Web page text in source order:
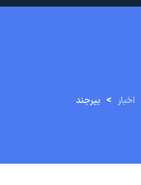
اخبار > بیرجند